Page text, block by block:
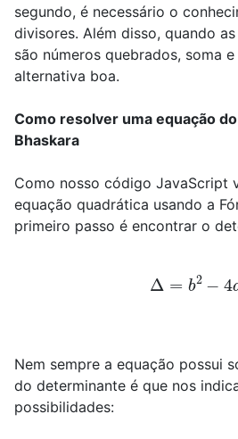
segundo, é necessário o
divisores. Além disso, quando
são números quebrados, soma
alternativa boa.
Como resolver uma equação
Bhaskara
Como nosso código JavaScript
equação quadrática usando a
primeiro passo é encontrar o
Δ b2− a
Nem sempre a equação possui
do determinante é que nos
possibilidades: